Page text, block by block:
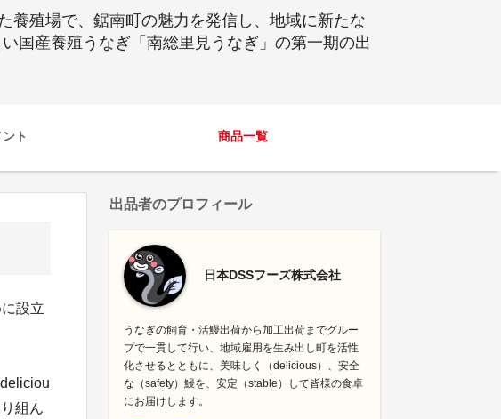
養殖場で、鋸南町の魅力を発信し、地域に新たな
国産養殖うなぎ「南総里見うなぎ」の第一期の出
ト 商品一覧
設立
組ん
出品者のプロフィール
日本DSSフーズ株式会社
うなぎの飼育・活鰻出荷から加工出荷までグルー
プで一貫して行い、地域雇用を生み出し町を活性
化させるとともに、美味しく（delicious）、安全
な（safety）鰻を、安定（stable）して皆様の食卓
にお届けします。